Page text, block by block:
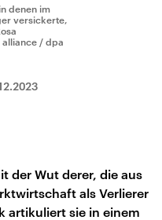
denen im
versickerte,
/ dpa
der Wut derer, die aus
als Verlierer
artikuliert sie in einem